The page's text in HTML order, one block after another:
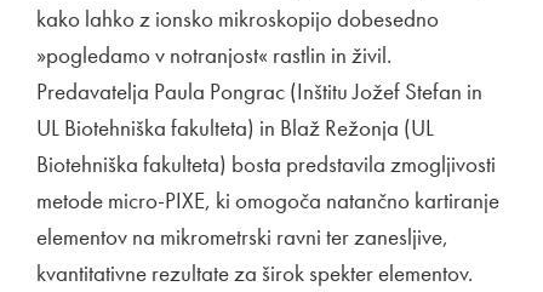
kako lahko z ionsko mikroskopijo dobesedno
»pogledamo v notranjost« rastlin in živil.
Predavatelja Paula Pongrac (Inštitu Jožef Stefan in
UL Biotehniška fakulteta) in Blaž Režonja (UL
Biotehniška fakulteta) bosta predstavila zmogljivosti
metode micro-PIXE, ki omogoča natančno kartiranje
elementov na mikrometrski ravni ter zanesljive,
kvantitativne rezultate za širok spekter elementov.